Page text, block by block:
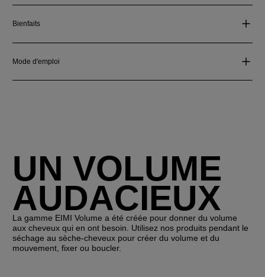
Bienfaits
Mode d'emploi
UN VOLUME
AUDACIEUX
La gamme EIMI Volume a été créée pour donner du volume
aux cheveux qui en ont besoin. Utilisez nos produits pendant le
séchage au sèche-cheveux pour créer du volume et du
mouvement, fixer ou boucler.